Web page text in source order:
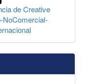
de Creative
NoComercial-